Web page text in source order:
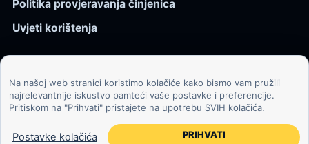
Politika provjeravanja činjenica
Uvjeti korištenja
© 2026 Kozmos.hr. Sva prava pridržana.
Svemir, znanost, tehnologija i velike ideje za znatiželjne
čitatelje.
Na našoj web stranici koristimo kolačiće kako bismo vam pružili
najrelevantnije iskustvo pamteći vaše postavke i preferencije.
Pritiskom na "Prihvati" pristajete na upotrebu SVIH kolačića.
Postavke kolačića PRIHVATI